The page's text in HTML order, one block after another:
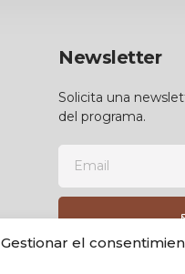
Gestionar el
Newsletter
Solicita una
del programa.